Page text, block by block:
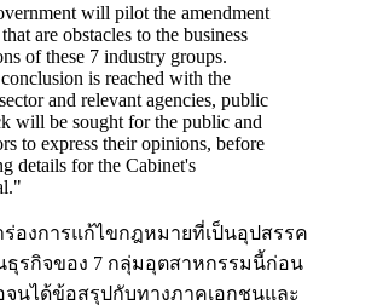
will pilot the amendment
are obstacles to the business
of these 7 industry groups.
is reached with the
and relevant agencies, public
will be sought for the public and
to express their opinions, before
details for the Cabinet's
"
ร่องการแก้ไขกฎหมายที่เป็นอุปสรรค
ธุรกิจของ 7 กลุ่มอุตสาหกรรมนี้ก่อน
จนได้ข้อสรุปกับทางภาคเอกชนและ